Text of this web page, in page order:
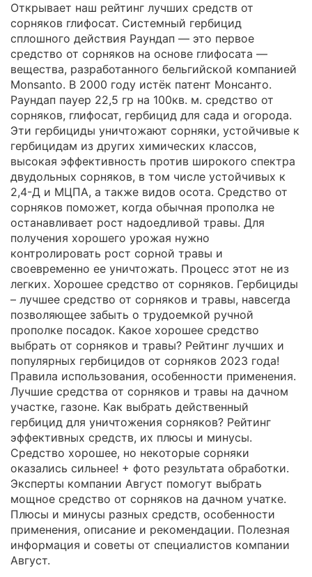
Открывает наш рейтинг лучших средств от
сорняков глифосат. Системный гербицид
сплошного действия Раундап — это первое
средство от сорняков на основе глифосата —
вещества, разработанного бельгийской компанией
Monsanto. В 2000 году истёк патент Монсанто.
Раундап пауер 22,5 гр на 100кв. м. средство от
сорняков, глифосат, гербицид для сада и огорода.
Эти гербициды уничтожают сорняки, устойчивые к
гербицидам из других химических классов,
высокая эффективность против широкого спектра
двудольных сорняков, в том числе устойчивых к
2,4-Д и МЦПА, а также видов осота. Средство от
сорняков поможет, когда обычная прополка не
останавливает рост надоедливой травы. Для
получения хорошего урожая нужно
контролировать рост сорной травы и
своевременно ее уничтожать. Процесс этот не из
легких. Хорошее средство от сорняков. Гербициды
– лучшее средство от сорняков и травы, навсегда
позволяющее забыть о трудоемкой ручной
прополке посадок. Какое хорошее средство
выбрать от сорняков и травы? Рейтинг лучших и
популярных гербицидов от сорняков 2023 года!
Правила использования, особенности применения.
Лучшие средства от сорняков и травы на дачном
участке, газоне. Как выбрать действенный
гербицид для уничтожения сорняков? Рейтинг
эффективных средств, их плюсы и минусы.
Средство хорошее, но некоторые сорняки
оказались сильнее! + фото результата обработки.
Эксперты компании Август помогут выбрать
мощное средство от сорняков на дачном учатке.
Плюсы и минусы разных средств, особенности
применения, описание и рекомендации. Полезная
информация и советы от специалистов компании
Август.